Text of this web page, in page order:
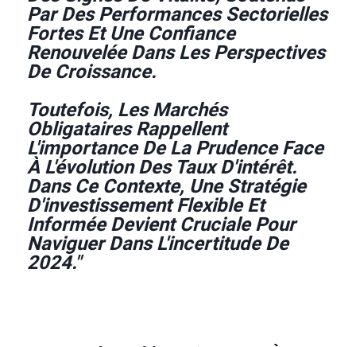
Par Des Performances Sectorielles
Fortes Et Une Confiance
Renouvelée Dans Les Perspectives
De Croissance.
Toutefois, Les Marchés
Obligataires Rappellent
L'importance De La Prudence Face
À L'évolution Des Taux D'intérêt.
Dans Ce Contexte, Une Stratégie
D'investissement Flexible Et
Informée Devient Cruciale Pour
Naviguer Dans L'incertitude De
2024."